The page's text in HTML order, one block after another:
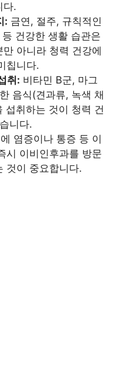
다.
: 금연, 절주, 규칙적인
건강한 생활 습관은
아니라 청력 건강에
칩니다.
취: 비타민 B군, 마그
음식(견과류, 녹색 채
섭취하는 것이 청력 건
니다.
염증이나 통증 등 이
시 이비인후과를 방문
것이 중요합니다.